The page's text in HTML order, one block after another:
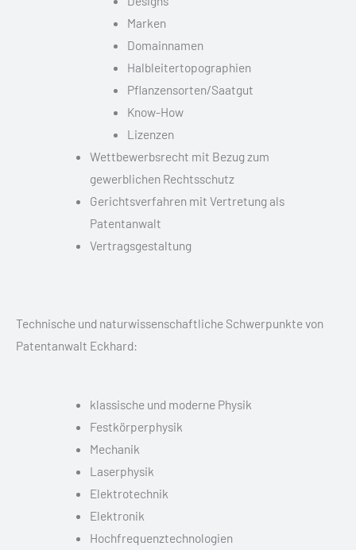
Marken
Domainnamen
Halbleitertopographien
Pflanzensorten/Saatgut
Know-How
Lizenzen
Wettbewerbsrecht mit Bezug zum
gewerblichen Rechtsschutz
Gerichtsverfahren mit Vertretung als
Patentanwalt
Vertragsgestaltung
Technische und naturwissenschaftliche Schwerpunkte von
Patentanwalt Eckhard:
klassische und moderne Physik
Festkörperphysik
Mechanik
Laserphysik
Elektrotechnik
Elektronik
Hochfrequenztechnologien